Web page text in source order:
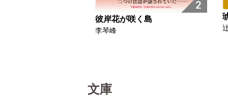
2
彼岸花が咲く島
李琴峰
文庫